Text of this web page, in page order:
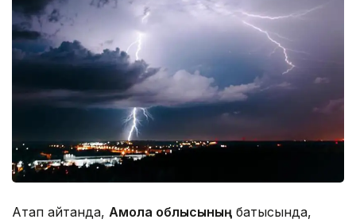
Атап айтқанда, Ақмола облысының батысында,